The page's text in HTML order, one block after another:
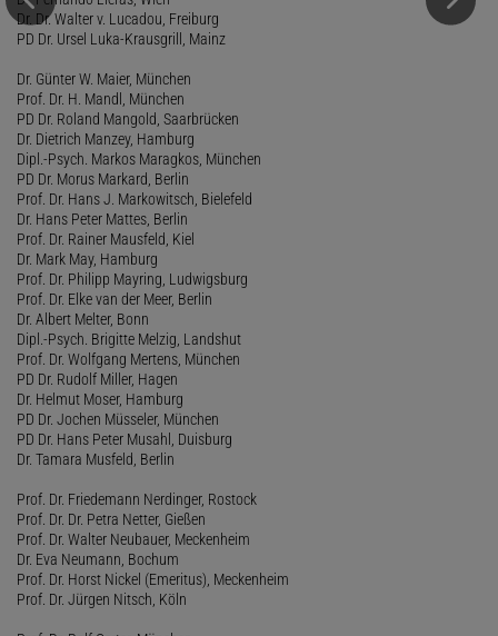
Dr. Dr. Walter v. Lucadou, Freiburg
PD Dr. Ursel Luka-Krausgrill, Mainz
Dr. Günter W. Maier, München
Prof. Dr. H. Mandl, München
PD Dr. Roland Mangold, Saarbrücken
Dr. Dietrich Manzey, Hamburg
Dipl.-Psych. Markos Maragkos, München
PD Dr. Morus Markard, Berlin
Prof. Dr. Hans J. Markowitsch, Bielefeld
Dr. Hans Peter Mattes, Berlin
Prof. Dr. Rainer Mausfeld, Kiel
Dr. Mark May, Hamburg
Prof. Dr. Philipp Mayring, Ludwigsburg
Prof. Dr. Elke van der Meer, Berlin
Dr. Albert Melter, Bonn
Dipl.-Psych. Brigitte Melzig, Landshut
Prof. Dr. Wolfgang Mertens, München
PD Dr. Rudolf Miller, Hagen
Dr. Helmut Moser, Hamburg
PD Dr. Jochen Müsseler, München
PD Dr. Hans Peter Musahl, Duisburg
Dr. Tamara Musfeld, Berlin
Prof. Dr. Friedemann Nerdinger, Rostock
Prof. Dr. Dr. Petra Netter, Gießen
Prof. Dr. Walter Neubauer, Meckenheim
Dr. Eva Neumann, Bochum
Prof. Dr. Horst Nickel (Emeritus), Meckenheim
Prof. Dr. Jürgen Nitsch, Köln